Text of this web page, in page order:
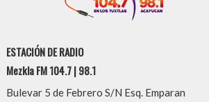
ESTACIÓN DE RADIO
Mezkla FM 104.7 | 98.1
Bulevar 5 de Febrero S/N Esq. Emparan